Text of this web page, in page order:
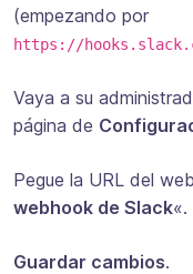
(empezando por
https://
Vaya a su
página de
Pegue la URL del
webhook de Slack«.
Guardar cambios.